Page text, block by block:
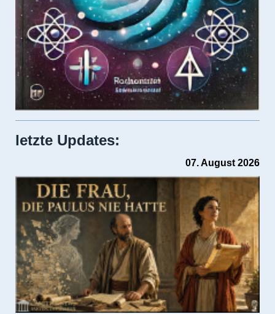
letzte Updates:
07. August 2026